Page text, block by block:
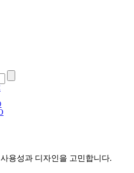
용성과 디자인을 고민합니다.